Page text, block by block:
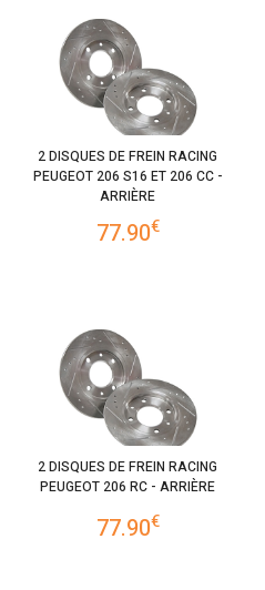
2 DISQUES DE FREIN RACING
PEUGEOT 206 S16 ET 206 CC -
ARRIÈRE
77.90€
2 DISQUES DE FREIN RACING
PEUGEOT 206 RC - ARRIÈRE
77.90€